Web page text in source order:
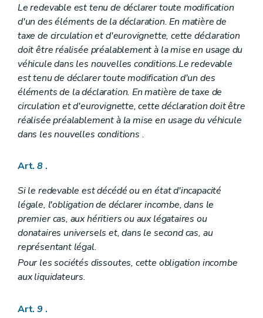
Le redevable est tenu de déclarer toute modification
d'un des éléments de la déclaration. En matière de
taxe de circulation et d'eurovignette, cette déclaration
doit être réalisée préalablement à la mise en usage du
véhicule dans les nouvelles conditions.Le redevable
est tenu de déclarer toute modification d'un des
éléments de la déclaration. En matière de taxe de
circulation et d'eurovignette, cette déclaration doit être
réalisée préalablement à la mise en usage du véhicule
dans les nouvelles conditions .
Art.8.
Si le redevable est décédé ou en état d'incapacité
légale, l'obligation de déclarer incombe, dans le
premier cas, aux héritiers ou aux légataires ou
donataires universels et, dans le second cas, au
représentant légal.
Pour les sociétés dissoutes, cette obligation incombe
aux liquidateurs.
Art.9.